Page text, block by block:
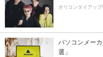
オリコンタイアップ
パソコンメー
選」